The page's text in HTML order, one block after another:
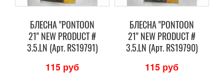
БЛЕСНА "PONTOON
21" NEW PRODUCT #
3.5.LN (Арт. RS19791)
115 руб
БЛЕСНА "PONTOON
21" NEW PRODUCT #
3.5.LN (Арт. RS19790)
115 руб